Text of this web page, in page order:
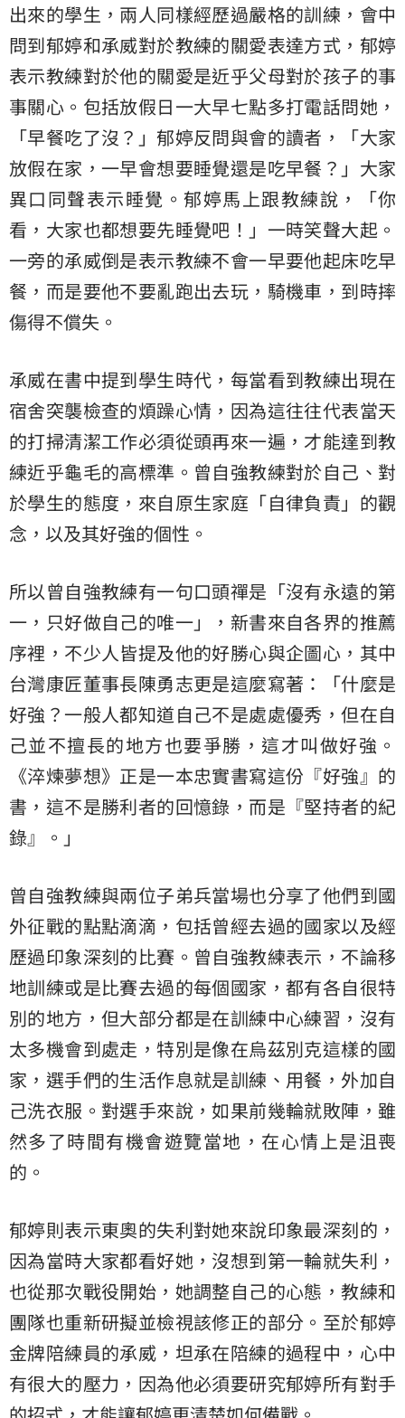
出來的學生，兩人同樣經歷過嚴格的訓練，會中
問到郁婷和承威對於教練的關愛表達方式，郁婷
表示教練對於他的關愛是近乎父母對於孩子的事
事關心。包括放假日一大早七點多打電話問她，
「早餐吃了沒？」郁婷反問與會的讀者，「大家
放假在家，一早會想要睡覺還是吃早餐？」大家
異口同聲表示睡覺。郁婷馬上跟教練說，「你
看，大家也都想要先睡覺吧！」一時笑聲大起。
一旁的承威倒是表示教練不會一早要他起床吃早
餐，而是要他不要亂跑出去玩，騎機車，到時摔
傷得不償失。
承威在書中提到學生時代，每當看到教練出現在
宿舍突襲檢查的煩躁心情，因為這往往代表當天
的打掃清潔工作必須從頭再來一遍，才能達到教
練近乎龜毛的高標準。曾自強教練對於自己、對
於學生的態度，來自原生家庭「自律負責」的觀
念，以及其好強的個性。
所以曾自強教練有一句口頭禪是「沒有永遠的第
一，只好做自己的唯一」，新書來自各界的推薦
序裡，不少人皆提及他的好勝心與企圖心，其中
台灣康匠董事長陳勇志更是這麼寫著：「什麼是
好強？一般人都知道自己不是處處優秀，但在自
己並不擅長的地方也要爭勝，這才叫做好強。
《淬煉夢想》正是一本忠實書寫這份『好強』的
書，這不是勝利者的回憶錄，而是『堅持者的紀
錄』。」
曾自強教練與兩位子弟兵當場也分享了他們到國
外征戰的點點滴滴，包括曾經去過的國家以及經
歷過印象深刻的比賽。曾自強教練表示，不論移
地訓練或是比賽去過的每個國家，都有各自很特
別的地方，但大部分都是在訓練中心練習，沒有
太多機會到處走，特別是像在烏茲別克這樣的國
家，選手們的生活作息就是訓練、用餐，外加自
己洗衣服。對選手來說，如果前幾輪就敗陣，雖
然多了時間有機會遊覽當地，在心情上是沮喪
的。
郁婷則表示東奧的失利對她來說印象最深刻的，
因為當時大家都看好她，沒想到第一輪就失利，
也從那次戰役開始，她調整自己的心態，教練和
團隊也重新研擬並檢視該修正的部分。至於郁婷
金牌陪練員的承威，坦承在陪練的過程中，心中
有很大的壓力，因為他必須要研究郁婷所有對手